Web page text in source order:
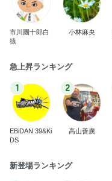
市川團十郎白
猿
小林麻央
急上昇ランキング
1
EBiDAN 39&Ki
DS
2
高山善廣
新登場ランキング